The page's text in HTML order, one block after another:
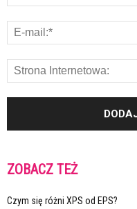
ZOBACZ TEŻ
Czym się różni XPS od EPS?